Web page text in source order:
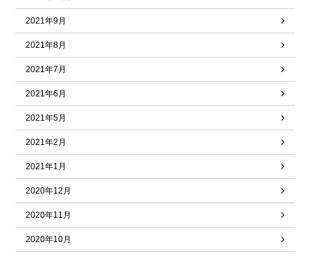
2021年9月
2021年8月
2021年7月
2021年6月
2021年5月
2021年2月
2021年1月
2020年12月
2020年11月
2020年10月